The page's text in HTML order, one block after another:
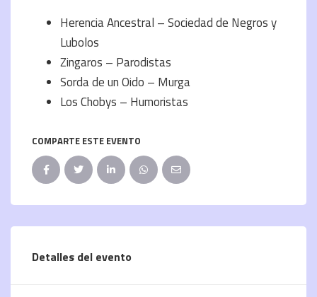
Herencia Ancestral – Sociedad de Negros y
Lubolos
Zingaros – Parodistas
Sorda de un Oido – Murga
Los Chobys – Humoristas
COMPARTE ESTE EVENTO
Detalles del evento